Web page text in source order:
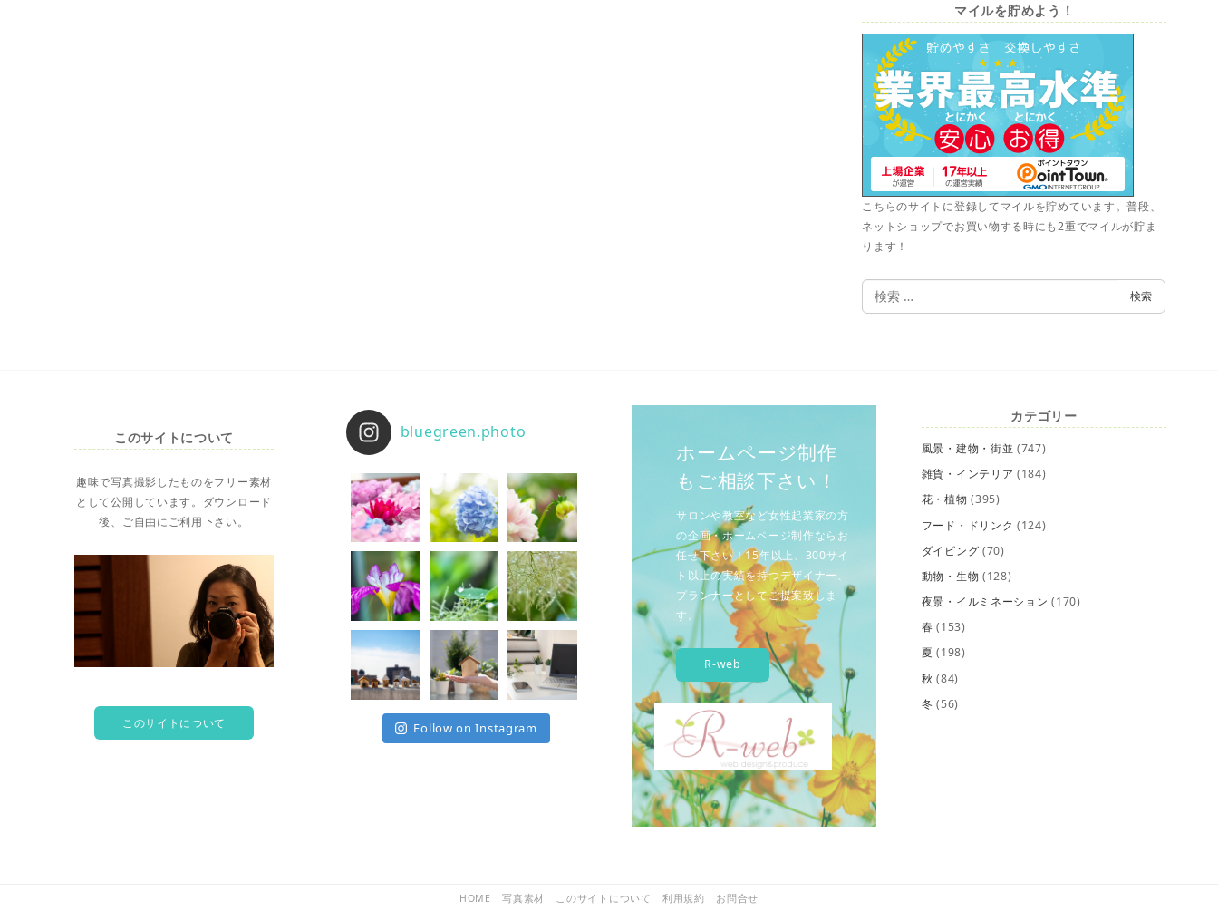
マイルを貯めよう！
こちらのサイトに登録してマイルを貯めています。普段、
ネットショップでお買い物する時にも2重でマイルが貯ま
ります！
検
索
検索
このサイトについて
趣味で写真撮影したものをフリー素材
として公開しています。ダウンロード
後、ご自由にご利用下さい。
このサイトについて
bluegreen.photo
Follow on Instagram
ホームページ制作
もご相談下さい！
サロンや教室など女性起業家の方
の企画・ホームページ制作ならお
任せ下さい！15年以上、300サイ
ト以上の実績を持つデザイナー、
プランナーとしてご提案致しま
す。
R-web
カテゴリー
風景・建物・街並 (747)
雑貨・インテリア (184)
花・植物 (395)
フード・ドリンク (124)
ダイビング (70)
動物・生物 (128)
夜景・イルミネーション (170)
春 (153)
夏 (198)
秋 (84)
冬 (56)
HOME 写真素材 このサイトについて 利用規約 お問合せ